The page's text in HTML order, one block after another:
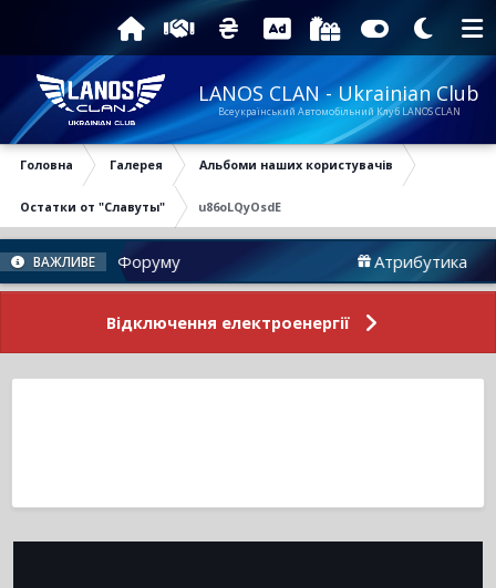
LANOS CLAN - Ukrainian Club
Всеукраїнський Автомобільний Клуб LANOS CLAN
Головна Галерея Альбоми наших користувачів
Остатки от "Славуты" u86oLQyOsdE
ВАЖЛИВЕ
Новини Форуму Атрибутика
Відключення електроенергії